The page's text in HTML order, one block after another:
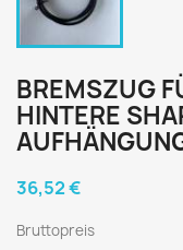
BREMSZUG
HINTERE
36,52 €
Bruttopreis